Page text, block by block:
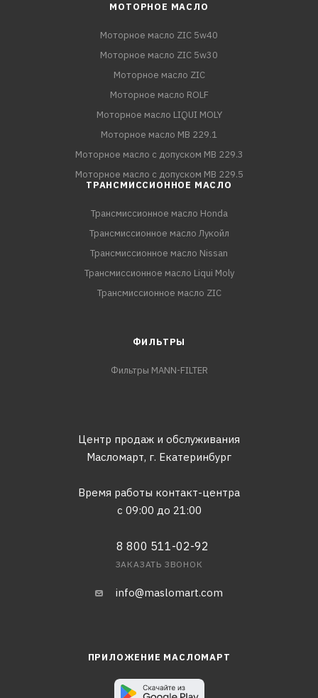
МОТОРНОЕ МАСЛО
Моторное масло ZIC 5w40
Моторное масло ZIC 5w30
Моторное масло ZIC
Моторное масло ROLF
Моторное масло LIQUI MOLY
Моторное масло MB 229.1
Моторное масло с допуском MB 229.3
Моторное масло с допуском MB 229.5
ТРАНСМИССИОННОЕ МАСЛО
Трансмиссионное масло Honda
Трансмиссионное масло Лукойл
Трансмиссионное масло Nissan
Трансмиссионное масло Liqui Moly
Трансмиссионное масло ZIC
ФИЛЬТРЫ
Фильтры MANN-FILTER
Центр продаж и обслуживания
Масломарт, г. Екатеринбург
Время работы контакт-центра
с 09:00 до 21:00
8 800 511-02-92
ЗАКАЗАТЬ ЗВОНОК
info@maslomart.com
ПРИЛОЖЕНИЕ МАСЛОМАРТ